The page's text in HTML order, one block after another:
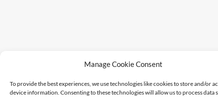
Manage Cookie Consent
To provide the best experiences, we use technologies like cookies to store and/or
device information. Consenting to these technologies will allow us to process data